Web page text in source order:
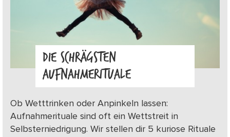
DIE SCHRÄGSTEN
AUFNAHMERITUALE
Ob Wetttrinken oder Anpinkeln lassen:
Aufnahmerituale sind oft ein Wettstreit in
Selbsterniedrigung. Wir stellen dir 5 kuriose Rituale